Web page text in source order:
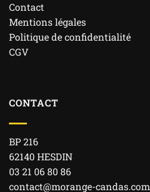
Contact
Mentions légales
Politique de confidentialité
CGV
CONTACT
BP 216
62140 HESDIN
03 21 06 80 86
contact@morange-candas.com